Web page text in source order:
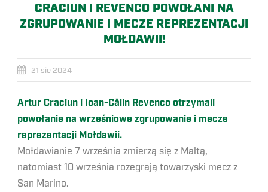
CRACIUN I REVENCO POWOŁANI NA
ZGRUPOWANIE I MECZE REPREZENTACJI
MOŁDAWII!
21 sie 2024
Artur Craciun i Ioan-Călin Revenco otrzymali
powołanie na wrześniowe zgrupowanie i mecze
reprezentacji Mołdawii.
Mołdawianie 7 września zmierzą się z Maltą,
natomiast 10 września rozegrają towarzyski mecz z
San Marino.